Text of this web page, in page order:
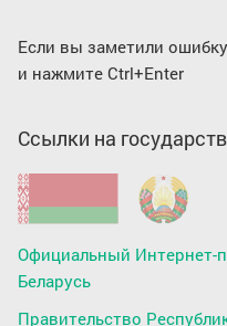
Если вы заметили
и нажмите Ctrl+Enter
Ссылки на
Официальный Интернет-
Беларусь
Правительство